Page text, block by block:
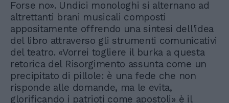
Forse no». Undici monologhi si alternano ad
altrettanti brani musicali composti
appositamente offrendo una sintesi dell'idea
del libro attraverso gli strumenti comunicativi
del teatro. «Vorrei togliere il burka a questa
retorica del Risorgimento assunta come un
precipitato di pillole: è una fede che non
risponde alle domande, ma le evita,
glorificando i patrioti come apostoli» è il